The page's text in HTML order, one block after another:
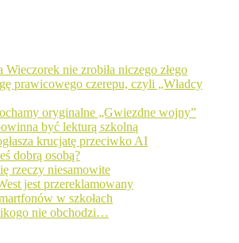
nie zrobiła niczego złego
prawicowego czerepu, czyli „Władcy
oryginalne „Gwiezdne wojny”
być lekturą szkolną
krucjatę przeciwko AI
dobrą osobą?
rzeczy niesamowite
jest przereklamowany
w szkołach
nie obchodzi…